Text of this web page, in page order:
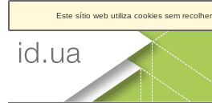
Este sítio web utiliza cookies sem